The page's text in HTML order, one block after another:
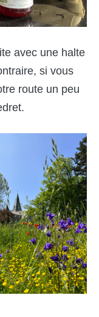
avec une halte
si vous
route un peu